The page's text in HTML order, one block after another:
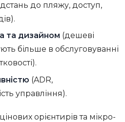
до пляжу, доступ,
та дизайном (дешеві
більше в обслуговуванні
(ADR,
управління).
орієнтирів та мікро-